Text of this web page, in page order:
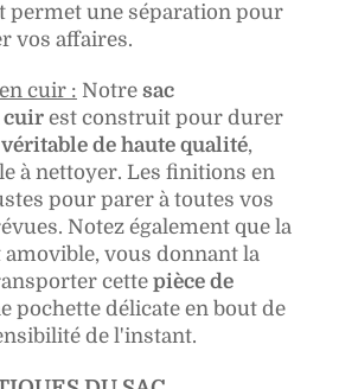
permet une séparation pour
vos affaires.
cuir : Notre sac
cuir est construit pour durer
de haute qualité,
à nettoyer. Les finitions en
pour parer à toutes vos
Notez également que la
amovible, vous donnant la
cette pièce de
pochette délicate en bout de
de l'instant.